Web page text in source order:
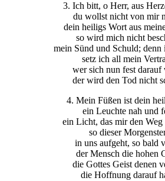
3. Ich bitt, o Herr, aus
du wollst nicht von mir
dein heiligs Wort aus
so wird mich nicht
mein Sünd und Schuld;
setz ich all mein
wer sich nun fest darauf
der wird den Tod nicht
4. Mein Füßen ist dein
ein Leuchte nah und
ein Licht, das mir den
so dieser
in uns aufgeht, so bald
der Mensch die hohen
die Gottes Geist denen
die Hoffnung darauf